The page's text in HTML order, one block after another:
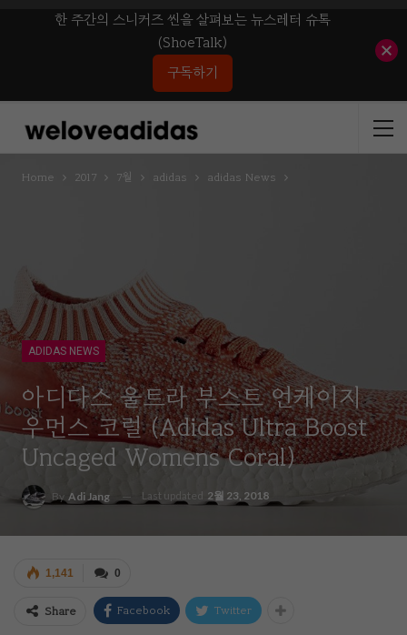
Home 2017 7월 adidas adidas News
ADIDAS NEWS
아디다스 울트라 부스트 언케이지
우먼스 코럴 (adidas Ultra Boost
Uncaged Womens Coral)
By Adi Jang Last updated 2월 23, 2018
0
1,141
Share Facebook Twitter
한 주간의 스니커즈 씬을 살펴보는 뉴스레터 슈톡
(ShoeTalk)
구독하기